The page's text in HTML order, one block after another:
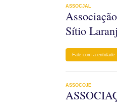
ASSOCJAL
Sítio
Fale com a entidade
ASSOCOJE